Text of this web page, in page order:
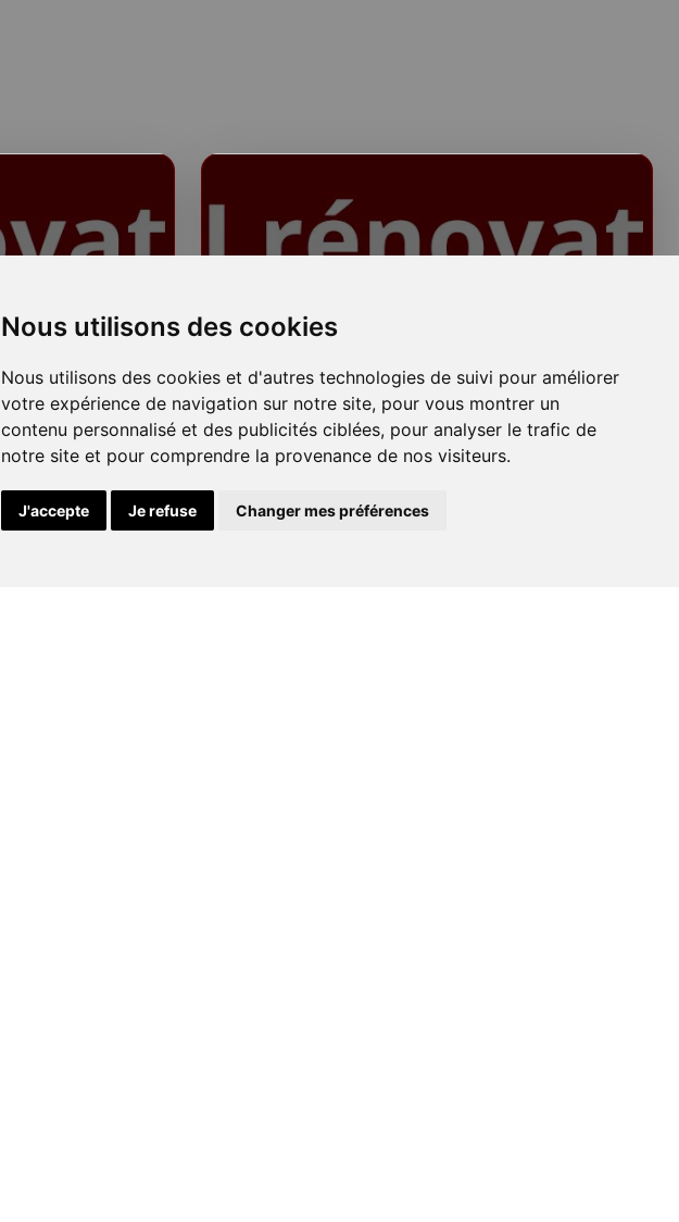
Nous utilisons des cookies
Nous utilisons des cookies et d'autres technologies de suivi pour améliorer
votre expérience de navigation sur notre site, pour vous montrer un
contenu personnalisé et des publicités ciblées, pour analyser le trafic de
notre site et pour comprendre la provenance de nos visiteurs.
J'accepte Je refuse Changer mes préférences
Plafonds